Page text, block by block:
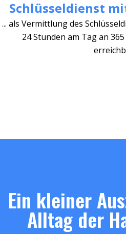
Schlüsseldienst
... als Vermittlung des
24 Stunden am Tag an
Ein kleiner
Alltag der